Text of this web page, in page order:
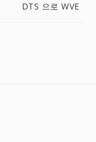
DTS 으로 WVE